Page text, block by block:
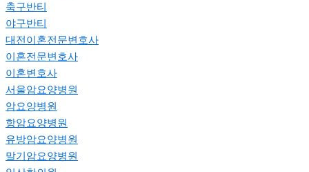
축구반티
야구반티
대전이혼전문변호사
이혼전문변호사
이혼변호사
서울암요양병원
암요양병원
항암요양병원
유방암요양병원
말기암요양병원